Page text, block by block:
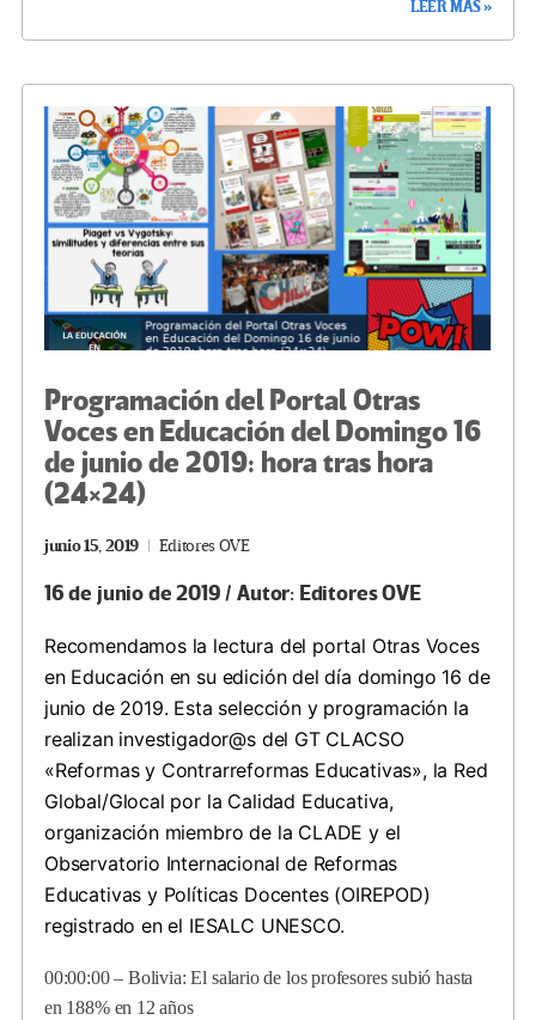
o
k
m n
ar
tir
LEER MÁS »
Programación del Portal Otras
Voces en Educación del Domingo 16
de junio de 2019: hora tras hora
(24×24)
junio 15, 2019 Editores OVE
16 de junio de 2019 / Autor: Editores OVE
Recomendamos la lectura del portal Otras Voces
en Educación en su edición del día domingo 16 de
junio de 2019. Esta selección y programación la
realizan investigador@s del GT CLACSO
«Reformas y Contrarreformas Educativas», la Red
Global/Glocal por la Calidad Educativa,
organización miembro de la CLADE y el
Observatorio Internacional de Reformas
Educativas y Políticas Docentes (OIREPOD)
registrado en el IESALC UNESCO.
00:00:00 –Bolivia: El salario de los profesores subió hasta
en 188% en 12 años